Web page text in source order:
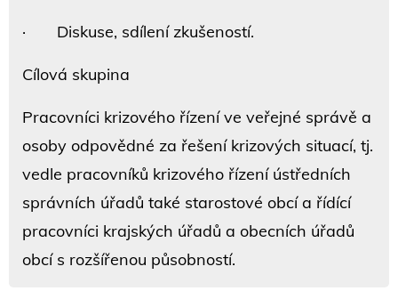
· Diskuse, sdílení zkušeností.
Cílová skupina
Pracovníci krizového řízení ve veřejné správě a
osoby odpovědné za řešení krizových situací, tj.
vedle pracovníků krizového řízení ústředních
správních úřadů také starostové obcí a řídící
pracovníci krajských úřadů a obecních úřadů
obcí s rozšířenou působností.